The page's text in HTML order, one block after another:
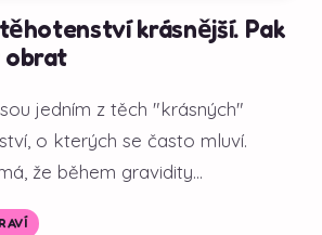
krásnější. Pak
obrat
jedním z těch "krásných"
o kterých se často mluví.
že během gravidity...